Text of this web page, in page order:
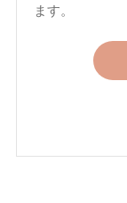
ます。